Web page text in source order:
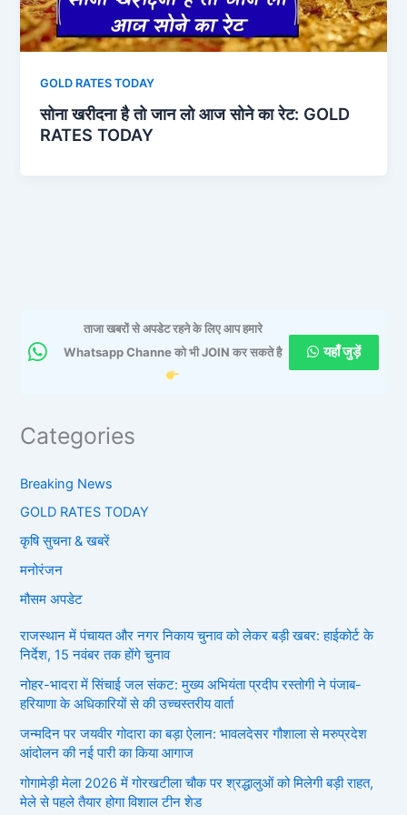
GOLD RATES TODAY
सोना खरीदना है तो जान लो आज सोने का रेट: GOLD
RATES TODAY
ताजा खबरों से अपडेट रहने के लिए आप हमारे
Whatsapp Channe को भी JOIN कर सकते है
यहाँ जुड़ें
Categories
Breaking News
GOLD RATES TODAY
कृषि सुचना & खबरें
मनोरंजन
मौसम अपडेट
राजस्थान में पंचायत और नगर निकाय चुनाव को लेकर बड़ी खबर: हाईकोर्ट के
निर्देश, 15 नवंबर तक होंगे चुनाव
नोहर-भादरा में सिंचाई जल संकट: मुख्य अभियंता प्रदीप रस्तोगी ने पंजाब-
हरियाणा के अधिकारियों से की उच्चस्तरीय वार्ता
जन्मदिन पर जयवीर गोदारा का बड़ा ऐलान: भावलदेसर गौशाला से मरुप्रदेश
आंदोलन की नई पारी का किया आगाज
गोगामेड़ी मेला 2026 में गोरखटीला चौक पर श्रद्धालुओं को मिलेगी बड़ी राहत,
मेले से पहले तैयार होगा विशाल टीन शेड